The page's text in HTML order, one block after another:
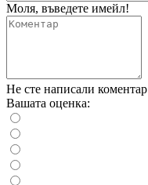
Моля, въведете имейл!
Не сте написали коментар
Вашата оценка: